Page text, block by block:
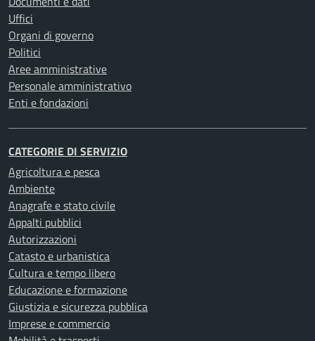
Uffici
Organi di governo
Politici
Aree amministrative
Personale amministrativo
Enti e fondazioni
CATEGORIE DI SERVIZIO
Agricoltura e pesca
Ambiente
Anagrafe e stato civile
Appalti pubblici
Autorizzazioni
Catasto e urbanistica
Cultura e tempo libero
Educazione e formazione
Giustizia e sicurezza pubblica
Imprese e commercio